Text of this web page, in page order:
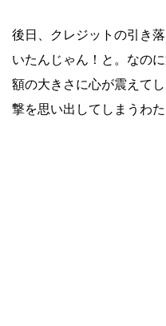
後日、クレジットの引き
いたんじゃん！と。なの
額の大きさに心が震えて
撃を思い出してしまうわた